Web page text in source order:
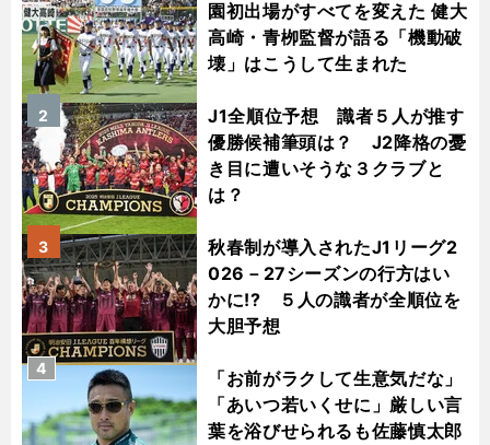
園初出場がすべてを変えた 健大
高崎・青栁監督が語る「機動破
壊」はこうして生まれた
J1全順位予想 識者５人が推す
優勝候補筆頭は？ J2降格の憂
き目に遭いそうな３クラブと
は？
2
秋春制が導入されたJ1リーグ2
026－27シーズンの行方はい
かに!? ５人の識者が全順位を
大胆予想
3
「お前がラクして生意気だな」
「あいつ若いくせに」厳しい言
葉を浴びせられるも佐藤慎太郎
4